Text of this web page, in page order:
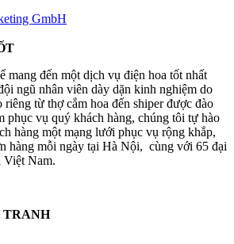
GmbH
mang đến một dịch vụ điện hoa tốt nhất
ngũ nhân viên dày dặn kinh nghiệm do
riêng từ thợ cắm hoa đến shiper được đào
phục vụ quý khách hàng, chúng tôi tự hào
hàng một mạng lưới phục vụ rộng khắp,
hàng mỗi ngày tại Hà Nội, cùng với 65 đại
Việt Nam.
TRANH